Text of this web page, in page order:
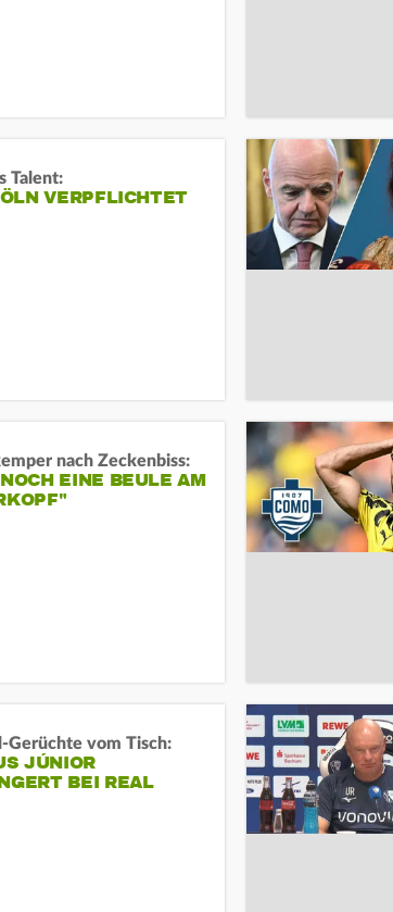
Talent:
VERPFLICHTET
nach Zeckenbiss:
EINE BEULE AM
Gerüchte vom Tisch:
JÚNIOR
BEI REAL